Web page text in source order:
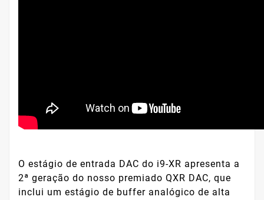
O estágio de entrada DAC do i9-XR apresenta a
2ª geração do nosso premiado QXR DAC, que
inclui um estágio de buffer analógico de alta